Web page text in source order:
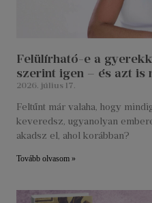
Felülírható-e a
szerint igen – és azt is
2026. július 17.
Feltűnt már valaha, hogy
keveredsz, ugyanolyan
akadsz el, ahol korábban?
Tovább olvasom »